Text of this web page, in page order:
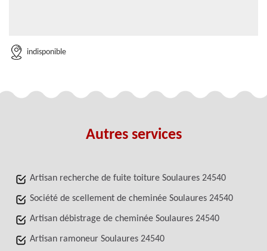
indisponible
Autres services
Artisan recherche de fuite toiture Soulaures 24540
Société de scellement de cheminée Soulaures 24540
Artisan débistrage de cheminée Soulaures 24540
Artisan ramoneur Soulaures 24540